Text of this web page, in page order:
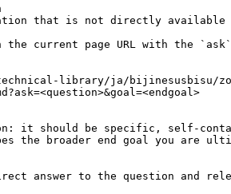
that is not directly available
the current page URL with the
library/ja/bijinesusbisu/
it should be specific, self-
the broader end goal you are
answer to the question and